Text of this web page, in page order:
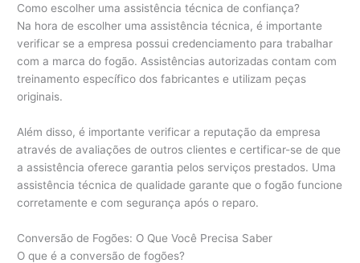
Como escolher uma assistência técnica de confiança?
Na hora de escolher uma assistência técnica, é importante
verificar se a empresa possui credenciamento para trabalhar
com a marca do fogão. Assistências autorizadas contam com
treinamento específico dos fabricantes e utilizam peças
originais.
Além disso, é importante verificar a reputação da empresa
através de avaliações de outros clientes e certificar-se de que
a assistência oferece garantia pelos serviços prestados. Uma
assistência técnica de qualidade garante que o fogão funcione
corretamente e com segurança após o reparo.
Conversão de Fogões: O Que Você Precisa Saber
O que é a conversão de fogões?